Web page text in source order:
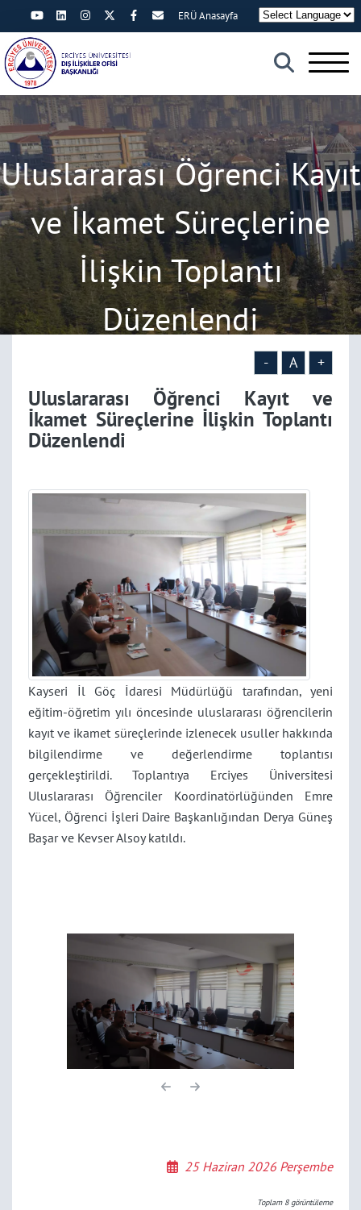
×
ERÜ Anasayfa
Uluslararası Öğrenci Kayıt
ve İkamet Süreçlerine
İlişkin Toplantı
Düzenlendi
- A +
Uluslararası Öğrenci Kayıt ve
İkamet Süreçlerine İlişkin Toplantı
Düzenlendi
Kayseri İl Göç İdaresi Müdürlüğü tarafından, yeni
eğitim-öğretim yılı öncesinde uluslararası öğrencilerin
kayıt ve ikamet süreçlerinde izlenecek usuller hakkında
bilgilendirme ve değerlendirme toplantısı
gerçekleştirildi.Toplantıya Erciyes Üniversitesi
Uluslararası Öğrenciler Koordinatörlüğünden Emre
Yücel, Öğrenci İşleri Daire Başkanlığından Derya Güneş
Başar ve Kevser Alsoy katıldı.
25 Haziran 2026 Perşembe
Toplam 8görüntüleme